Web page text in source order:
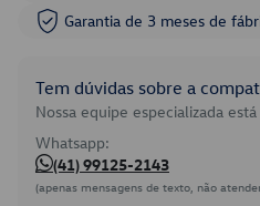
Garantia de 3 meses de
Tem dúvidas sobre a
Nossa equipe especializada
Whatsapp:
(41) 99125-2143
(apenas mensagens de texto, não